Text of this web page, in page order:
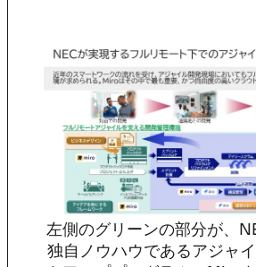
左側のグリーンの部分が、
独自ノウハウであるアジャ